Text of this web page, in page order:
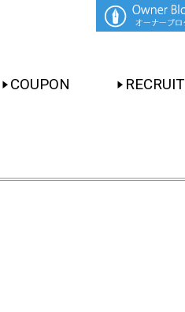
COUPON RECRUIT